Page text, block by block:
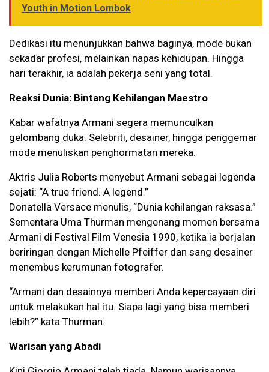
Youth in Motion Lombok
Dedikasi itu menunjukkan bahwa baginya, mode bukan
sekadar profesi, melainkan napas kehidupan. Hingga
hari terakhir, ia adalah pekerja seni yang total.
Reaksi Dunia: Bintang Kehilangan Maestro
Kabar wafatnya Armani segera memunculkan
gelombang duka. Selebriti, desainer, hingga penggemar
mode menuliskan penghormatan mereka.
Aktris Julia Roberts menyebut Armani sebagai legenda
sejati: “A true friend. A legend.”
Donatella Versace menulis, “Dunia kehilangan raksasa.”
Sementara Uma Thurman mengenang momen bersama
Armani di Festival Film Venesia 1990, ketika ia berjalan
beriringan dengan Michelle Pfeiffer dan sang desainer
menembus kerumunan fotografer.
“Armani dan desainnya memberi Anda kepercayaan diri
untuk melakukan hal itu. Siapa lagi yang bisa memberi
lebih?” kata Thurman.
Warisan yang Abadi